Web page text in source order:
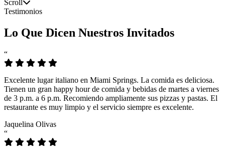
Scroll
Testimonios
Lo Que Dicen Nuestros Invitados
“
Excelente lugar italiano en Miami Springs. La comida es deliciosa.
Tienen un gran happy hour de comida y bebidas de martes a viernes
de 3 p.m. a 6 p.m. Recomiendo ampliamente sus pizzas y pastas. El
restaurante es muy limpio y el servicio siempre es excelente.
Jaquelina Olivas
“